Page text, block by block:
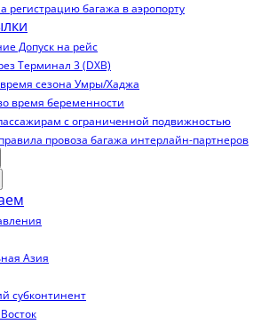
регистрацию багажа в аэропорту
Допуск на рейс
Терминал 3 (DXB)
сезона Умры/Хаджа
время беременности
с ограниченной подвижностью
провоза багажа интерлайн-партнеров
Азия
субконтинент